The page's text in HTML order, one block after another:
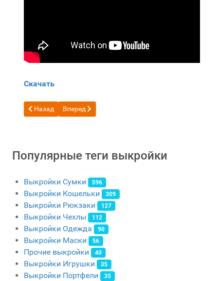
Скачать
Предыдущий: Бесплатная выкройка кожаного почетта от
Назад Следующий: Бесплатная выкройка Сумка через
Вперед
Популярные теги выкройки
Выкройки Сумки 596
Выкройки Кошельки 309
Выкройки Рюкзаки 127
Выкройки Чехлы 112
Выкройки Одежда 90
Выкройки Маски 56
Прочие выкройки 40
Выкройки Игрушки 35
Выкройки Портфели 35